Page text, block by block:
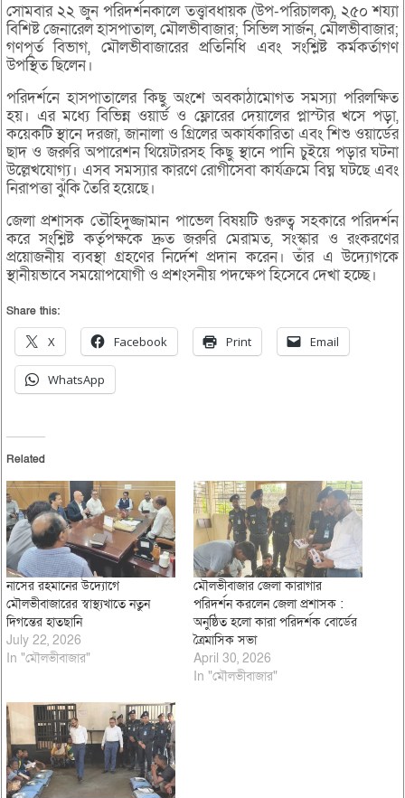
সোমবার ২২ জুন পরিদর্শনকালে তত্ত্বাবধায়ক (উপ-পরিচালক), ২৫০ শয্যা
বিশিষ্ট জেনারেল হাসপাতাল, মৌলভীবাজার; সিভিল সার্জন, মৌলভীবাজার;
গণপূর্ত বিভাগ, মৌলভীবাজারের প্রতিনিধি এবং সংশ্লিষ্ট কর্মকর্তাগণ
উপস্থিত ছিলেন।
পরিদর্শনে হাসপাতালের কিছু অংশে অবকাঠামোগত সমস্যা পরিলক্ষিত
হয়। এর মধ্যে বিভিন্ন ওয়ার্ড ও ফ্লোরের দেয়ালের প্লাস্টার খসে পড়া,
কয়েকটি স্থানে দরজা, জানালা ও গ্রিলের অকার্যকারিতা এবং শিশু ওয়ার্ডের
ছাদ ও জরুরি অপারেশন থিয়েটারসহ কিছু স্থানে পানি চুইয়ে পড়ার ঘটনা
উল্লেখযোগ্য। এসব সমস্যার কারণে রোগীসেবা কার্যক্রমে বিঘ্ন ঘটছে এবং
নিরাপত্তা ঝুঁকি তৈরি হয়েছে।
জেলা প্রশাসক তৌহিদুজ্জামান পাভেল বিষয়টি গুরুত্ব সহকারে পরিদর্শন
করে সংশ্লিষ্ট কর্তৃপক্ষকে দ্রুত জরুরি মেরামত, সংস্কার ও রংকরণের
প্রয়োজনীয় ব্যবস্থা গ্রহণের নির্দেশ প্রদান করেন। তাঁর এ উদ্যোগকে
স্থানীয়ভাবে সময়োপযোগী ও প্রশংসনীয় পদক্ষেপ হিসেবে দেখা হচ্ছে।
Share this:
X Facebook Print Email
WhatsApp
Related
নাসের রহমানের উদ্যোগে
মৌলভীবাজারের স্বাস্থ্যখাতে নতুন
দিগন্তের হাতছানি
July 22, 2026
In "মৌলভীবাজার"
মৌলভীবাজার জেলা কারাগার
পরিদর্শন করলেন জেলা প্রশাসক :
অনুষ্ঠিত হলো কারা পরিদর্শক বোর্ডের
ত্রৈমাসিক সভা
April 30, 2026
In "মৌলভীবাজার"